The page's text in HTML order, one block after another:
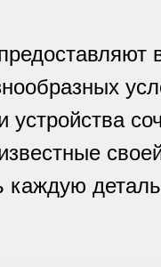
устройства
каждую